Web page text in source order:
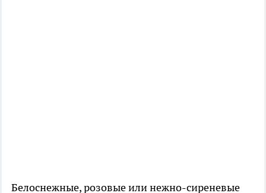
Белоснежные, розовые или нежно-сиреневые